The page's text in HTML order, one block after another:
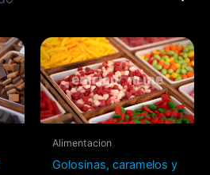
Alimentacion
Golosinas, caramelos y